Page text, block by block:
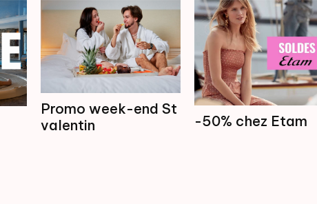
Promo week-end St
valentin
-50% chez Etam